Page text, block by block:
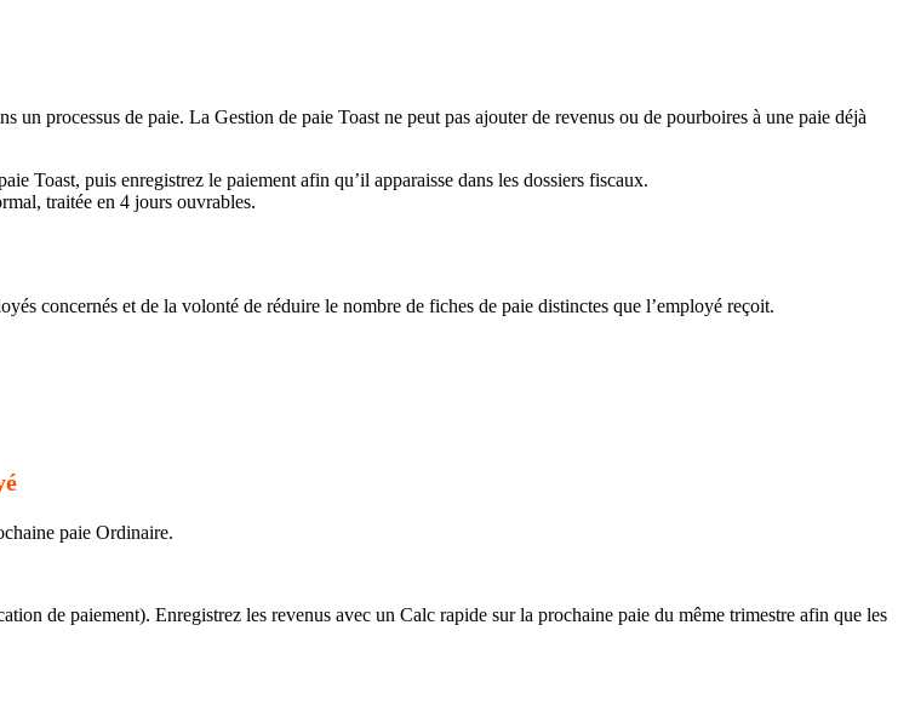
processus de paie. La Gestion de paie Toast ne peut pas ajouter de revenus ou de pourboires à une paie déjà
Toast, puis enregistrez le paiement afin qu’il apparaisse dans les dossiers fiscaux.
traitée en 4 jours ouvrables.
concernés et de la volonté de réduire le nombre de fiches de paie distinctes que l’employé reçoit.
paie Ordinaire.
de paiement). Enregistrez les revenus avec un Calc rapide sur la prochaine paie du même trimestre afin que les